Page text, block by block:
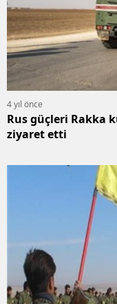
4 yıl önce
Rus güçleri Rakka
ziyaret etti